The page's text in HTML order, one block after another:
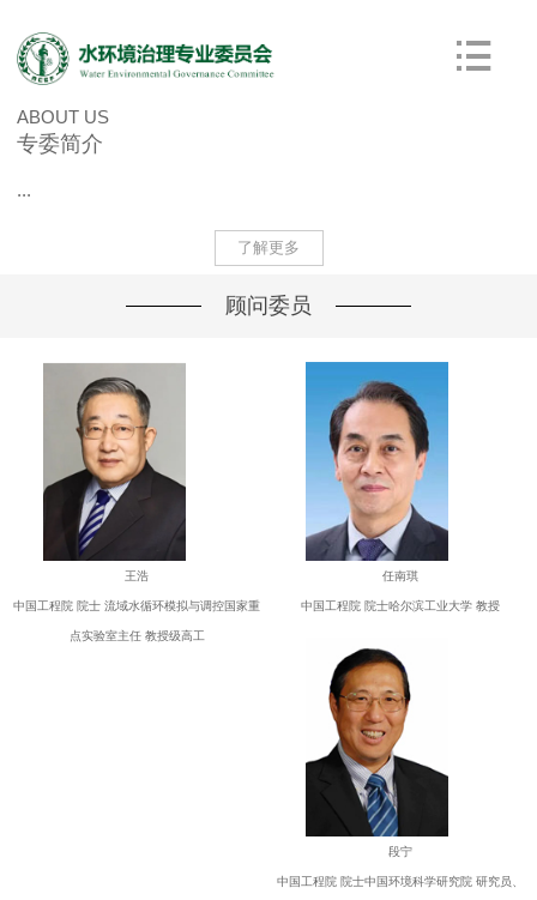
ABOUT US
专委简介
...
了解更多
顾问委员
王浩
中国工程院 院士 流域水循环模拟与调控国家重
点实验室主任 教授级高工
任南琪
中国工程院 院士哈尔滨工业大学 教授
段宁
中国工程院 院士中国环境科学研究院 研究员、